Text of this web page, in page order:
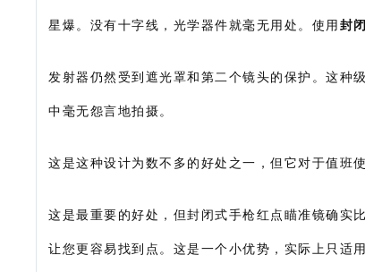
星爆。没有十字线，光学器件就毫无用处。使用封
发射器仍然受到遮光罩和第二个镜头的保护。这种
中毫无怨言地拍摄。
这是这种设计为数不多的好处之一，但它对于值班
这是最重要的好处，但封闭式手枪红点瞄准镜确实
让您更容易找到点。这是一个小优势，实际上只适